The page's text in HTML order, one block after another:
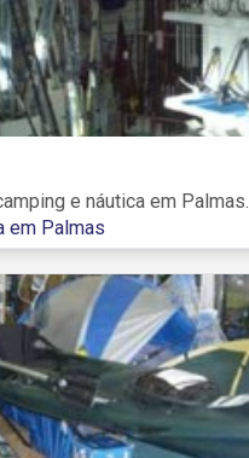
e náutica em Palmas.
em Palmas